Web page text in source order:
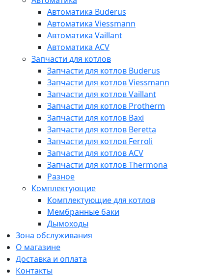
Автоматика Buderus
Автоматика Viessmann
Автоматика Vaillant
Автоматика ACV
Запчасти для котлов
Запчасти для котлов Buderus
Запчасти для котлов Viessmann
Запчасти для котлов Vaillant
Запчасти для котлов Protherm
Запчасти для котлов Baxi
Запчасти для котлов Beretta
Запчасти для котлов Ferroli
Запчасти для котлов ACV
Запчасти для котлов Thermona
Разное
Комплектующие
Комплектующие для котлов
Мембранные баки
Дымоходы
Зона обслуживания
О магазине
Доставка и оплата
Контакты